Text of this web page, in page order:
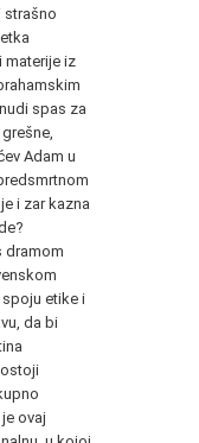
strašno
materije iz
spas za
Adam u
i zar kazna
dramom
etike i
da bi
ovaj